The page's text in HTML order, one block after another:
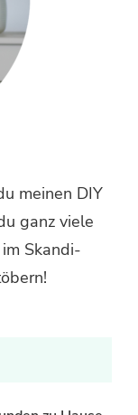
meinen DIY
ganz viele
Skandi-